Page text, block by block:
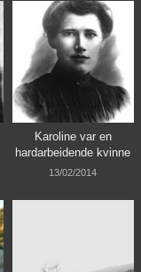
Karoline var en
hardarbeidende kvinne
13/02/2014